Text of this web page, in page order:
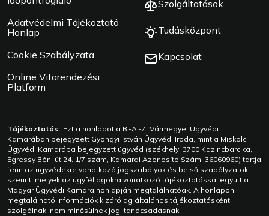
Adatvédelmi Tájékoztató
Honlap
Cookie Szabályzata
Online Vitarendezési
Platform
Szolgáltatások
Tudásközpont
Kapcsolat
Tájékoztatás: Ezt a honlapot a B.-A.-Z. Vármegyei Ügyvédi
Kamarában bejegyzett Gyöngyi István Ügyvédi Iroda, mint a Miskolci
Ügyvédi Kamarába bejegyzett ügyvéd (székhely: 3700 Kazincbarcika,
Egressy Béni út 24. 1/7 szám, Kamarai Azonosító Szám: 36060960) tartja
fenn az ügyvédekre vonatkozó jogszabályok és belső szabályzatok
szerint, melyek az ügyféljogokra vonatkozó tájékoztatással együtt a
Magyar Ügyvédi Kamara honlapján megtalálhatóak. A honlapon
megtalálható információk kizárólag általános tájékoztatásként
szolgálnak, nem minősülnek jogi tanácsadásnak.